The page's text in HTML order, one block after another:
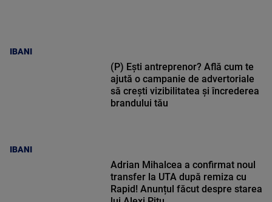
IBANI
IBANI
(P) Ești antreprenor? Află cum te
ajută o campanie de advertoriale
să crești vizibilitatea și încrederea
brandului tău
Adrian Mihalcea a confirmat noul
transfer la UTA după remiza cu
Rapid! Anunțul făcut despre starea